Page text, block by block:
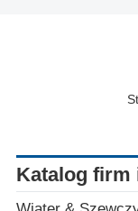
Katalog firm